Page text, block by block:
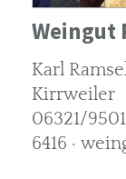
Weingut
Karl
Kirrweiler
06321/
6416 ·